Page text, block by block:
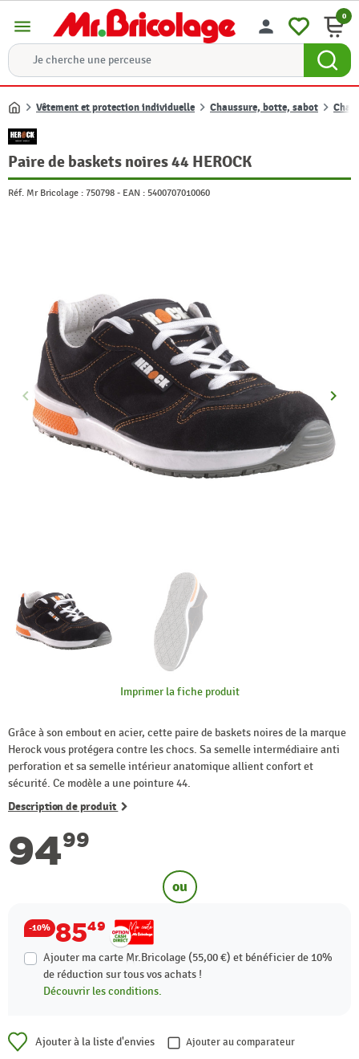
menu person 0
Accueil
Vêtement et protection individuelle Chaussure, botte, sabot
Paire de baskets noires 44 HEROCK
Réf. Mr Bricolage : 750798 - EAN : 5400707010060
Précédent
keyboard_arrow_left keyboard_arrow_right
Imprimer la fiche produit
Grâce à son embout en acier, cette paire de baskets noires de la marque
Herock vous protégera contre les chocs. Sa semelle intermédiaire anti
perforation et sa semelle intérieur anatomique allient confort et
sécurité. Ce modèle a une pointure 44.
Description de produit
9499
ou
-10% 8549
Ajouter ma carte Mr.Bricolage (55,00 €) et bénéficier de 10%
de réduction sur tous vos achats !
Découvrir les conditions.
Ajouter à la liste d'envies Ajouter au comparateur